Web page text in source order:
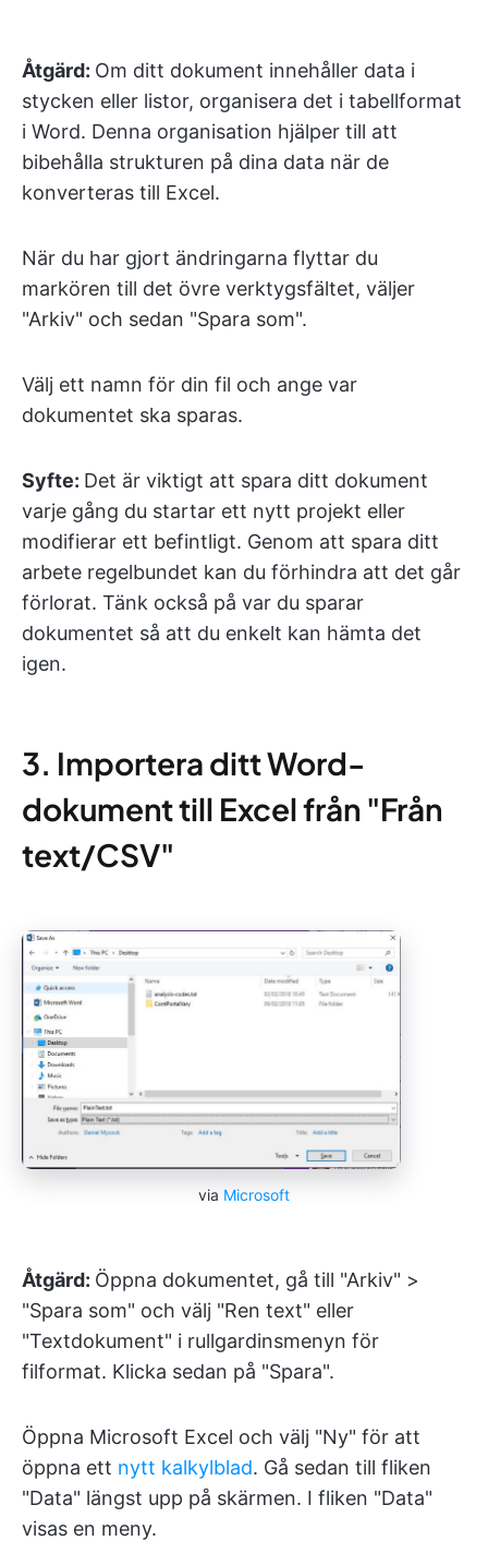
Åtgärd: Om ditt dokument innehåller data i
stycken eller listor, organisera det i tabellformat
i Word. Denna organisation hjälper till att
bibehålla strukturen på dina data när de
konverteras till Excel.
När du har gjort ändringarna flyttar du
markören till det övre verktygsfältet, väljer
"Arkiv" och sedan "Spara som".
Välj ett namn för din fil och ange var
dokumentet ska sparas.
Syfte: Det är viktigt att spara ditt dokument
varje gång du startar ett nytt projekt eller
modifierar ett befintligt. Genom att spara ditt
arbete regelbundet kan du förhindra att det går
förlorat. Tänk också på var du sparar
dokumentet så att du enkelt kan hämta det
igen.
3. Importera ditt Word-
dokument till Excel från "Från
text/CSV"
via Microsoft
Åtgärd: Öppna dokumentet, gå till "Arkiv" >
"Spara som" och välj "Ren text" eller
"Textdokument" i rullgardinsmenyn för
filformat. Klicka sedan på "Spara".
Öppna Microsoft Excel och välj "Ny" för att
öppna ett nytt kalkylblad. Gå sedan till fliken
"Data" längst upp på skärmen. I fliken "Data"
visas en meny.